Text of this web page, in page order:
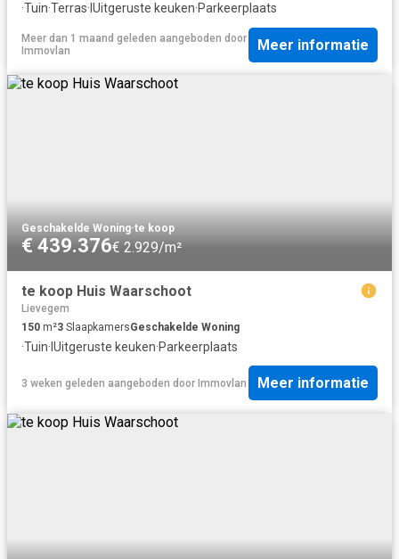
·Tuin·Terras· IUitgeruste keuken·Parkeerplaats
Meer dan 1 maand geleden aangeboden door
Immovlan
Meer informatie
Geschakelde Woning·te koop
€ 439.376€ 2.929/m²
te koop Huis Waarschoot
Lievegem
150 m²3 SlaapkamersGeschakelde Woning
·Tuin· IUitgeruste keuken·Parkeerplaats
3 weken geleden aangeboden door Immovlan Meer informatie